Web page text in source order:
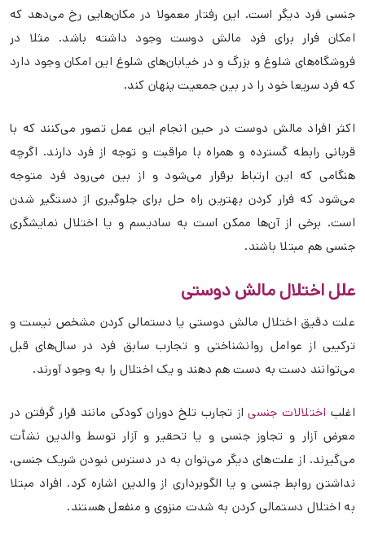
جنسی فرد دیگر است. این رفتار معمولا در مکان‌هایی رخ می‌دهد که
امکان فرار برای فرد مالش دوست وجود داشته باشد. مثلا در
فروشگاه‌های شلوغ و بزرگ و در خیابان‌های شلوغ این امکان وجود دارد
که فرد سریعا خود را در بین جمعیت پنهان کند.
اکثر افراد مالش دوست در حین انجام این عمل تصور می‌کنند که با
قربانی رابطه گسترده و همراه با مراقبت و توجه از فرد دارند. اگرچه
هنگامی که این ارتباط برقرار می‌شود و از بین می‌رود فرد متوجه
می‌شود که فرار کردن بهترین راه حل برای جلوگیری از دستگیر شدن
است. برخی از آن‌ها ممکن است به سادیسم و یا اختلال نمایشگری
جنسی هم مبتلا باشند.
علل اختلال مالش دوستی
علت دقیق اختلال مالش دوستی یا دستمالی کردن مشخص نیست و
ترکیبی از عوامل روانشناختی و تجارب سابق فرد در سال‌های قبل
می‌توانند دست به دست هم دهند و یک اختلال را به وجود آورند.
اغلب اختلالات جنسیاز تجارب تلخ دوران کودکی مانند قرار گرفتن در
معرض آزار و تجاوز جنسی و یا تحقیر و آزار توسط والدین نشأت
می‌گیرند. از علت‌های دیگر می‌توان به در دسترس نبودن شریک جنسی،
نداشتن روابط جنسی و یا الگوبرداری از والدین اشاره کرد. افراد مبتلا
به اختلال دستمالی کردن به شدت منزوی و منفعل هستند.